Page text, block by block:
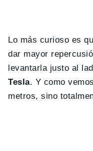
Lo más curioso es
dar mayor
levantarla justo al
Tesla. Y como
metros, sino